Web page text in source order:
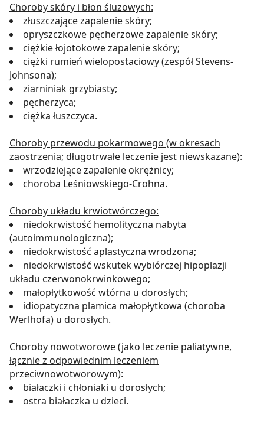
Choroby skóry i błon śluzowych:
złuszczające zapalenie skóry;
opryszczkowe pęcherzowe zapalenie skóry;
ciężkie łojotokowe zapalenie skóry;
ciężki rumień wielopostaciowy (zespół Stevens-
Johnsona);
ziarniniak grzybiasty;
pęcherzyca;
ciężka łuszczyca.
Choroby przewodu pokarmowego (w okresach
zaostrzenia; długotrwałe leczenie jest niewskazane):
wrzodziejące zapalenie okrężnicy;
choroba Leśniowskiego-Crohna.
Choroby układu krwiotwórczego:
niedokrwistość hemolityczna nabyta
(autoimmunologiczna);
niedokrwistość aplastyczna wrodzona;
niedokrwistość wskutek wybiórczej hipoplazji
układu czerwonokrwinkowego;
małopłytkowość wtórna u dorosłych;
idiopatyczna plamica małopłytkowa (choroba
Werlhofa) u dorosłych.
Choroby nowotworowe (jako leczenie paliatywne,
łącznie z odpowiednim leczeniem
przeciwnowotworowym):
białaczki i chłoniaki u dorosłych;
ostra białaczka u dzieci.